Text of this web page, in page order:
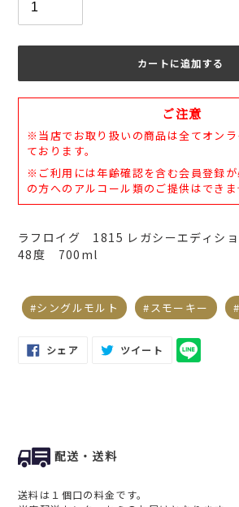
カートに追加する
ト
に
商
品
を
す
る
ご注意
※当店でお取り扱いの商品は全てオン
ております。
※ご利用には年齢確認を含む会員登録
の方へのアルコール類のご提供はできま
ラフロイグ 1815 レガシーエディショ
48度 700ml
シングルモルト スモーキー
シェアFACEBOOKツイート TWITTER
配送・送料
送料は１個口の料金です。